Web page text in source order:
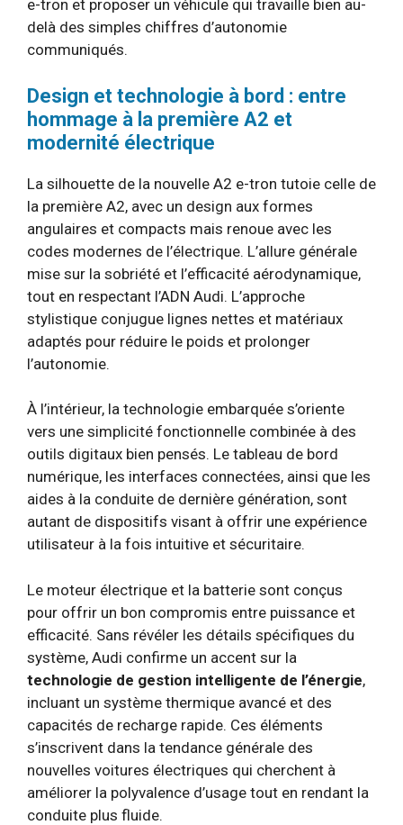
e-tron et proposer un véhicule qui travaille bien au-
delà des simples chiffres d’autonomie
communiqués.
Design et technologie à bord : entre
hommage à la première A2 et
modernité électrique
La silhouette de la nouvelle A2 e-tron tutoie celle de
la première A2, avec un design aux formes
angulaires et compacts mais renoue avec les
codes modernes de l’électrique. L’allure générale
mise sur la sobriété et l’efficacité aérodynamique,
tout en respectant l’ADN Audi. L’approche
stylistique conjugue lignes nettes et matériaux
adaptés pour réduire le poids et prolonger
l’autonomie.
À l’intérieur, la technologie embarquée s’oriente
vers une simplicité fonctionnelle combinée à des
outils digitaux bien pensés. Le tableau de bord
numérique, les interfaces connectées, ainsi que les
aides à la conduite de dernière génération, sont
autant de dispositifs visant à offrir une expérience
utilisateur à la fois intuitive et sécuritaire.
Le moteur électrique et la batterie sont conçus
pour offrir un bon compromis entre puissance et
efficacité. Sans révéler les détails spécifiques du
système, Audi confirme un accent sur la
technologie de gestion intelligente de l’énergie,
incluant un système thermique avancé et des
capacités de recharge rapide. Ces éléments
s’inscrivent dans la tendance générale des
nouvelles voitures électriques qui cherchent à
améliorer la polyvalence d’usage tout en rendant la
conduite plus fluide.